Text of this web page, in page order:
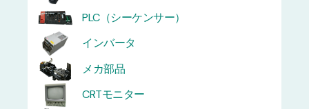
PLC（シーケンサー）
インバータ
メカ部品
CRTモニター